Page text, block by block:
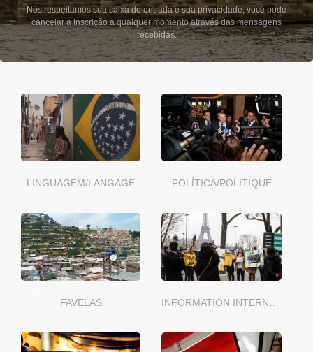
Nós respeitamos sua caixa de entrada e sua privacidade, você pode
cancelar a inscrição a qualquer momento através das mensagens
recebidas.
LINGUAGEM/LANGAGE POLÍTICA/POLITIQUE
FAVELAS